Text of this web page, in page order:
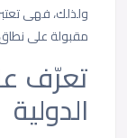
ولذلك، فهى
مقبولة على نطاق
تعرّف
الدولية